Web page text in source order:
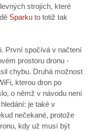
strojích, které
Sparku to totiž tak
První spočívá v načtení
prostoru dronu -
chybu. Druhá možnost
kterou dron po
o němž v návodu není
je také v
nečekané, protože
kdy už musí být